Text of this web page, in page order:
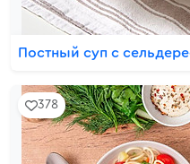
Постный суп с
378